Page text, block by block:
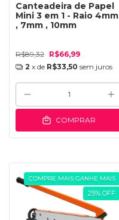
Canteadeira de Papel
Mini 3 em 1 - Raio 4mm
, 7mm , 10mm
R$89,32 R$66,99
2 x de R$33,50 sem juros
COMPRAR
COMPRE MAIS GANHE MAIS
25% OFF